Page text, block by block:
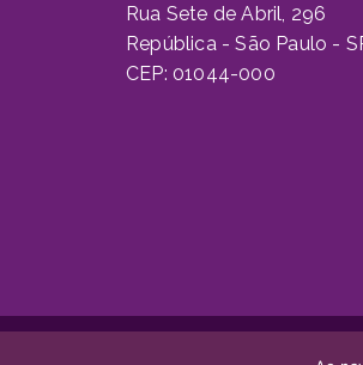
Rua Sete de Abril, 296
República - São Paulo -
CEP: 01044-000